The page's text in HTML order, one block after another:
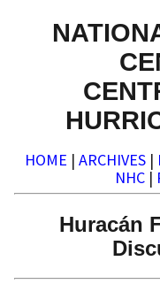
HOME | ARCHIVES |
NHC |
Huracán